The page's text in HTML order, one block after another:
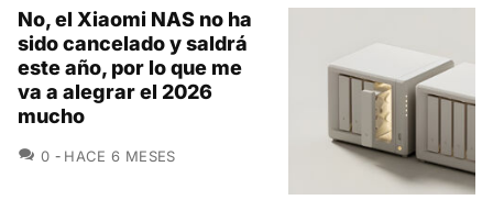
No, el Xiaomi NAS no ha
sido cancelado y saldrá
este año, por lo que me
va a alegrar el 2026
mucho
0 COMENTARIOS
HACE 6 MESES